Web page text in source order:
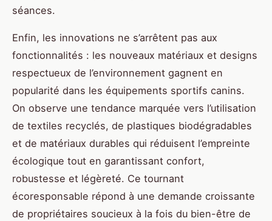
séances.
Enfin, les innovations ne s’arrêtent pas aux
fonctionnalités : les nouveaux matériaux et designs
respectueux de l’environnement gagnent en
popularité dans les équipements sportifs canins.
On observe une tendance marquée vers l’utilisation
de textiles recyclés, de plastiques biodégradables
et de matériaux durables qui réduisent l’empreinte
écologique tout en garantissant confort,
robustesse et légèreté. Ce tournant
écoresponsable répond à une demande croissante
de propriétaires soucieux à la fois du bien-être de